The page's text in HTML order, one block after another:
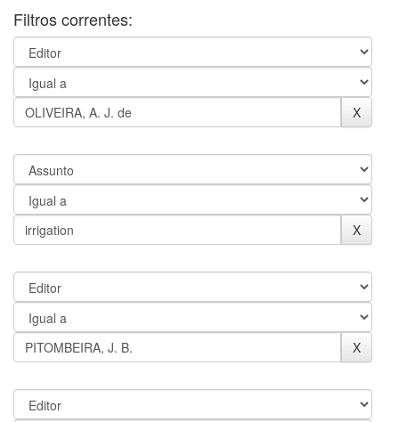
Filtros correntes: